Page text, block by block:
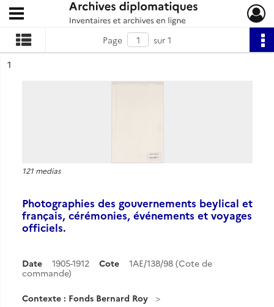
Archives diplomatiques
Ouvrir le menu déroulant
Page
sur 1
n°
1
121 medias
Photographies des gouvernements beylical et
français, cérémonies, événements et voyages
officiels.
Date 1905-1912 Cote
1AE/138/98 (Cote de
commande)
Contexte : Fonds Bernard Roy